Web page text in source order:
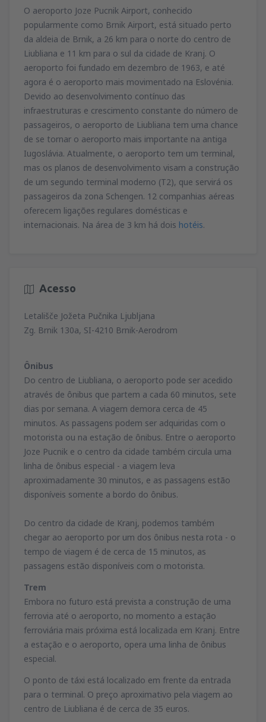
deLisboa, Lisboa Airport (LIS)
A PARTIR DE 74EUR
deLisboa, Lisboa Airport (LIS)
81
dePorto, Francisco Sá Carneiro (OPO)
A PARTIR DE 72EUR
A PARTIR DE 79EUR
de Porto, Francisco Sá Carneiro (OPO)
A PARTIR DE 34
deFaro, Faro Airport (FAO)
A PARTIR DE 34EUR
deLisboa, Lisboa Airport (LIS)
A PARTIR DE 36 EUR
deLisboa, Lisboa Airport (LIS)
67
dePorto, Francisco Sá Carneiro (OPO)
A PARTIR DE 164 EUR
dePorto, Francisco Sá Carneiro (OPO)
A PARTIR DE 127EUR
O aeroporto Joze Pucnik Airport, conhecido
popularmente como Brnik Airport, está situado perto
da aldeia de Brnik, a 26 km para o norte do centro de
Liubliana e 11 km para o sul da cidade de Kranj. O
aeroporto foi fundado em dezembro de 1963, e até
agora é o aeroporto mais movimentado na Eslovénia.
Devido ao desenvolvimento contínuo das
infraestruturas e crescimento constante do número de
passageiros, o aeroporto de Liubliana tem uma chance
de se tornar o aeroporto mais importante na antiga
Iugoslávia. Atualmente, o aeroporto tem um terminal,
mas os planos de desenvolvimento visam a construção
de um segundo terminal moderno (T2), que servirá os
passageiros da zona Schengen. 12 companhias aéreas
oferecem ligações regulares domésticas e
internacionais. Na área de 3 km há dois hotéis.
Acesso
Letališče Jožeta Pučnika Ljubljana
Zg. Brnik 130a, SI-4210 Brnik-Aerodrom
Ônibus
Do centro de Liubliana, o aeroporto pode ser acedido
através de ônibus que partem a cada 60 minutos, sete
dias por semana. A viagem demora cerca de 45
minutos. As passagens podem ser adquiridas com o
motorista ou na estação de ônibus. Entre o aeroporto
Joze Pucnik e o centro da cidade também circula uma
linha de ônibus especial - a viagem leva
aproximadamente 30 minutos, e as passagens estão
disponíveis somente a bordo do ônibus.
Do centro da cidade de Kranj, podemos também
chegar ao aeroporto por um dos ônibus nesta rota - o
tempo de viagem é de cerca de 15 minutos, as
passagens estão disponíveis com o motorista.
Trem
Embora no futuro está prevista a construção de uma
ferrovia até o aeroporto, no momento a estação
ferroviária mais próxima está localizada em Kranj. Entre
a estação e o aeroporto, opera uma linha de ônibus
especial.
O ponto de táxi está localizado em frente da entrada
para o terminal. O preço aproximativo pela viagem ao
centro de Liubliana é de cerca de 35 euros.